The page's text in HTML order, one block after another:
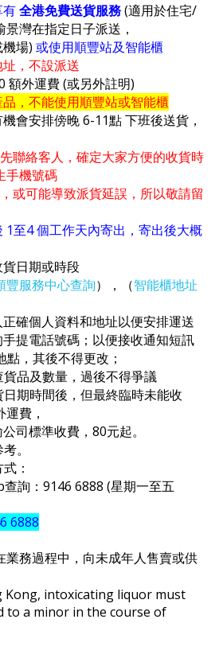
有全港免費送貨服務(適用於住宅/
灣在指定日子派送，
場) 或使用順豐站及智能櫃
，不設派送
外運費 (或另外註明)
，不能使用順豐站或智能櫃
會安排傍晚 6-11點 下班後送貨，
聯絡客人，確定大家方便的收貨時
手機號碼
可能導致派貨延誤，所以敬請留
1至4 個工作天內寄出，寄出後大概
日期或時段
豐服務中心查詢），（智能櫃地址
確個人資料和地址以便安排運送
提電話號碼；以便接收通知短訊
，其後不得更改；
品及數量，過後不得爭議
期時間後，但最終臨時未能收
費，
標準收費，80元起。
。
：
詢：9146 6888 (星期一至五
6888
業務過程中，向未成年人售賣或供
Kong, intoxicating liquor must
to a minor in the course of